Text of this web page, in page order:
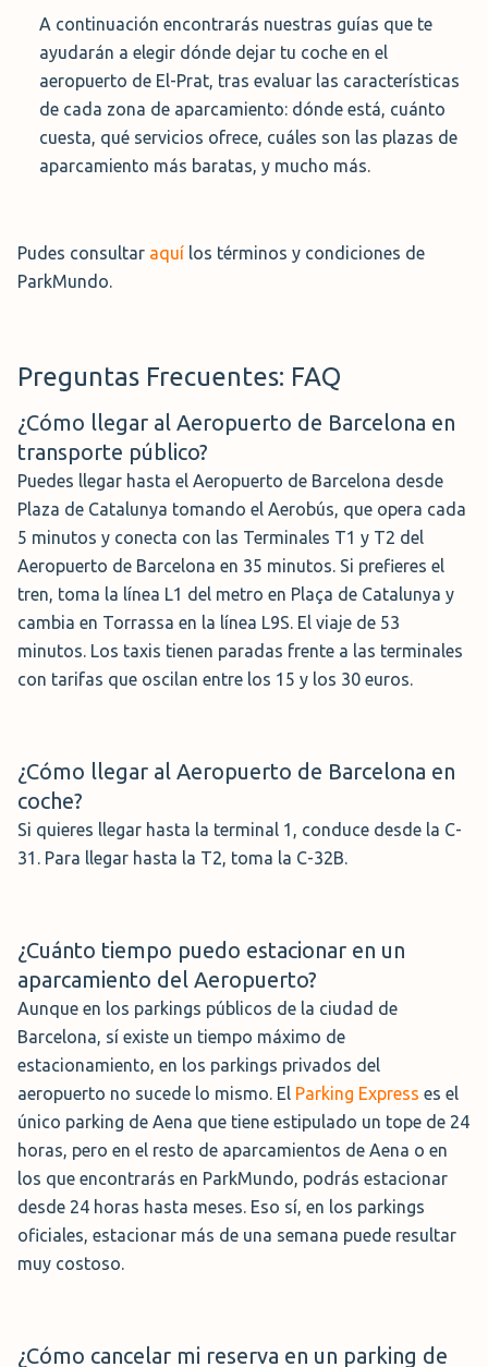
A continuación encontrarás nuestras guías que te
ayudarán a elegir dónde dejar tu coche en el
aeropuerto de El-Prat, tras evaluar las características
de cada zona de aparcamiento: dónde está, cuánto
cuesta, qué servicios ofrece, cuáles son las plazas de
aparcamiento más baratas, y mucho más.
Pudes consultar aquí los términos y condiciones de
ParkMundo.
Preguntas Frecuentes: FAQ
¿Cómo llegar al Aeropuerto de Barcelona en
transporte público?
Puedes llegar hasta el Aeropuerto de Barcelona desde
Plaza de Catalunya tomando el Aerobús, que opera cada
5 minutos y conecta con las Terminales T1 y T2 del
Aeropuerto de Barcelona en 35 minutos. Si prefieres el
tren, toma la línea L1 del metro en Plaça de Catalunya y
cambia en Torrassa en la línea L9S. El viaje de 53
minutos. Los taxis tienen paradas frente a las terminales
con tarifas que oscilan entre los 15 y los 30 euros.
¿Cómo llegar al Aeropuerto de Barcelona en
coche?
Si quieres llegar hasta la terminal 1, conduce desde la C-
31. Para llegar hasta la T2, toma la C-32B.
¿Cuánto tiempo puedo estacionar en un
aparcamiento del Aeropuerto?
Aunque en los parkings públicos de la ciudad de
Barcelona, sí existe un tiempo máximo de
estacionamiento, en los parkings privados del
aeropuerto no sucede lo mismo. El Parking Express es el
único parking de Aena que tiene estipulado un tope de 24
horas, pero en el resto de aparcamientos de Aena o en
los que encontrarás en ParkMundo, podrás estacionar
desde 24 horas hasta meses. Eso sí, en los parkings
oficiales, estacionar más de una semana puede resultar
muy costoso.
¿Cómo cancelar mi reserva en un parking de